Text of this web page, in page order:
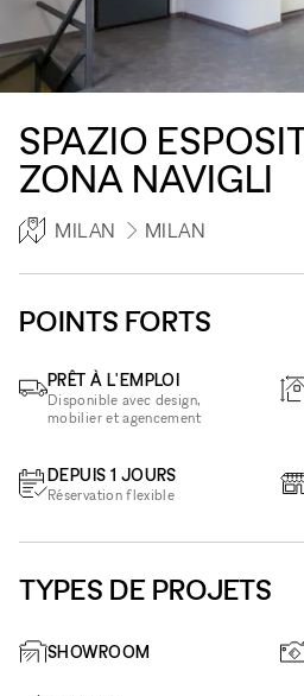
SPAZIO
ZONA NAVIGLI
MILAN MILAN
POINTS FORTS
PRÊT À L'EMPLOI
Disponible avec design,
mobilier et agencement
DEPUIS 1 JOURS
Réservation flexible
TYPES DE PROJETS
SHOWROOM